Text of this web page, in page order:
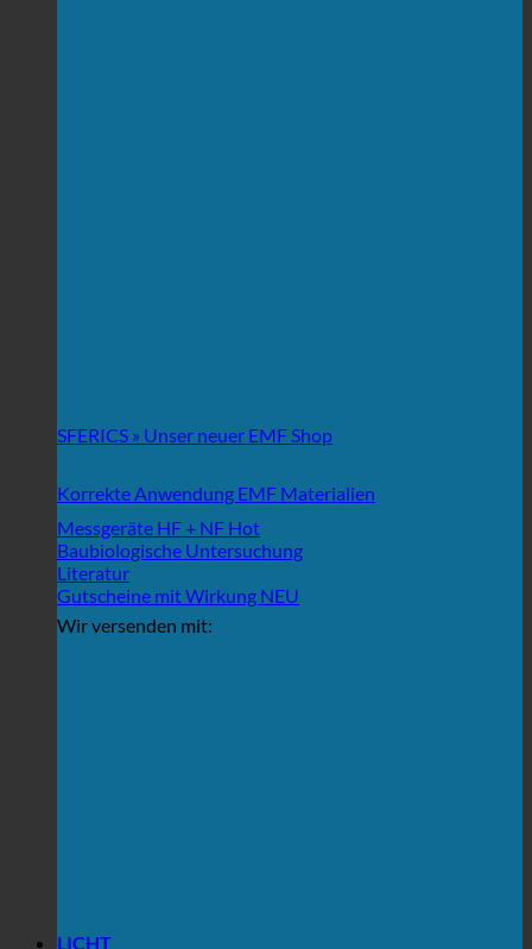
SFERICS » Unser neuer EMF Shop
Korrekte Anwendung EMF Materialien
Messgeräte HF + NF
Baubiologische Untersuchung
Literatur
Gutscheine mit Wirkung
Wir versenden mit:
LICHT